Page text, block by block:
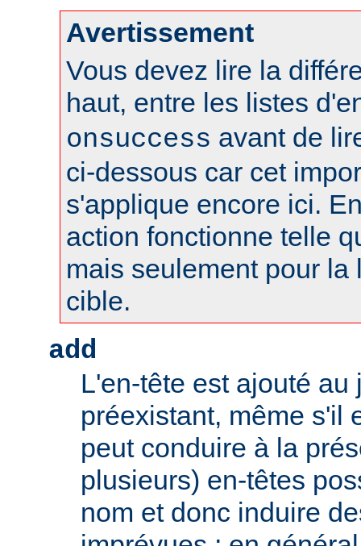
Avertissement
Vous devez lire la
haut, entre les listes
onsuccess avant de
ci-dessous car cet
s'applique encore ici.
action fonctionne telle
mais seulement pour la
cible.
add
L'en-tête est ajouté au
préexistant, même s'il
peut conduire à la
plusieurs) en-têtes
nom et donc induire